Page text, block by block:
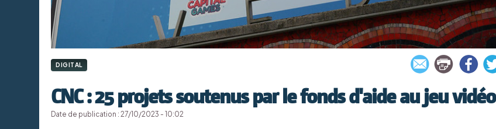
DIGITAL
CNC : 25 projets soutenus par le fonds d'aide au jeu vidéo
Date de publication : 27/10/2023 - 10:02